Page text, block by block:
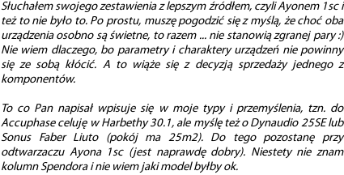
Słuchałem swojego zestawienia z lepszym źródłem, czyli Ayonem 1sc i
też to nie było to. Po prostu, muszę pogodzić się z myślą, że choć oba
urządzenia osobno są świetne, to razem ... nie stanowią zgranej pary :)
Nie wiem dlaczego, bo parametry i charaktery urządzeń nie powinny
się ze sobą kłócić. A to wiąże się z decyzją sprzedaży jednego z
komponentów.
To co Pan napisał wpisuje się w moje typy i przemyślenia, tzn. do
Accuphase celuję w Harbethy 30.1, ale myślę też o Dynaudio 25SE lub
Sonus Faber Liuto (pokój ma 25m2). Do tego pozostanę przy
odtwarzaczu Ayona 1sc (jest naprawdę dobry). Niestety nie znam
kolumn Spendora i nie wiem jaki model byłby ok.